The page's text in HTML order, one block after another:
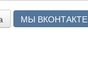
МЫ ВКОНТАКТЕ